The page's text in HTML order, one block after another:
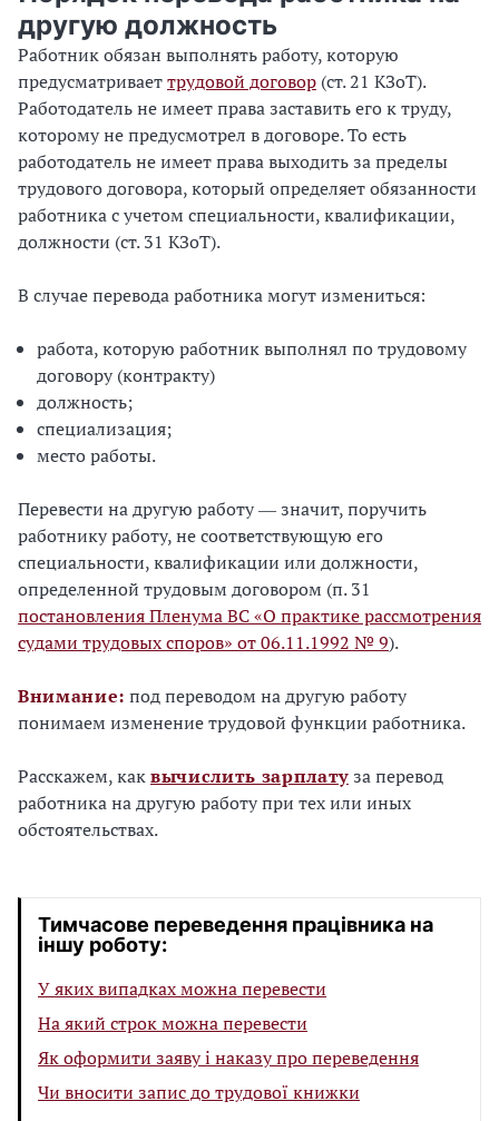
другую должность
Работник обязан выполнять работу, которую
предусматриваеттрудовой договор (ст. 21 КЗоТ).
Работодатель не имеет права заставить его к труду,
которому не предусмотрел в договоре. То есть
работодатель не имеет права выходить за пределы
трудового договора, который определяет обязанности
работника с учетом специальности, квалификации,
должности (ст. 31 КЗоТ).
В случае перевода работника могут измениться:
работа, которую работник выполнял по трудовому
договору (контракту)
должность;
специализация;
место работы.
Перевести на другую работу ― значит, поручить
работнику работу, не соответствующую его
специальности, квалификации или должности,
определенной трудовым договором (п. 31
постановления Пленума ВС «О практике рассмотрения
судами трудовых споров» от 06.11.1992 № 9).
Внимание: под переводом на другую работу
понимаем изменение трудовой функции работника.
Расскажем, каквычислить зарплатуза перевод
работника на другую работу при тех или иных
обстоятельствах.
Тимчасове переведення працівника на
іншу роботу:
У яких випадках можна перевести
На який строк можна перевести
Як оформити заяву і наказу про переведення
Чи вносити запис до трудової книжки